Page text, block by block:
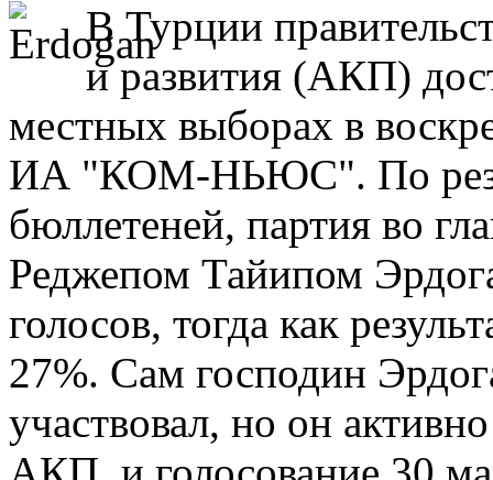
В Турции
и развития (АКП)
местных выборах в
ИА "КОМ-НЬЮС". По
бюллетеней, партия во
Реджепом Тайипом
голосов, тогда как
27%. Сам господин
участвовал, но он